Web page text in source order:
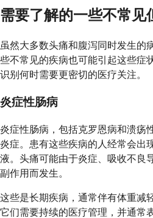
需要了解的一些不常见
虽然大多数头痛和腹泻同时发生的
些不常见的疾病也可能引起这些症
识别何时需要更密切的医疗关注。
炎症性肠病
炎症性肠病，包括克罗恩病和溃疡
炎症。患有这些疾病的人经常会出
液。头痛可能由于炎症、吸收不良
副作用而发生。
这些是长期疾病，通常伴有体重减
它们需要持续的医疗管理，并通常